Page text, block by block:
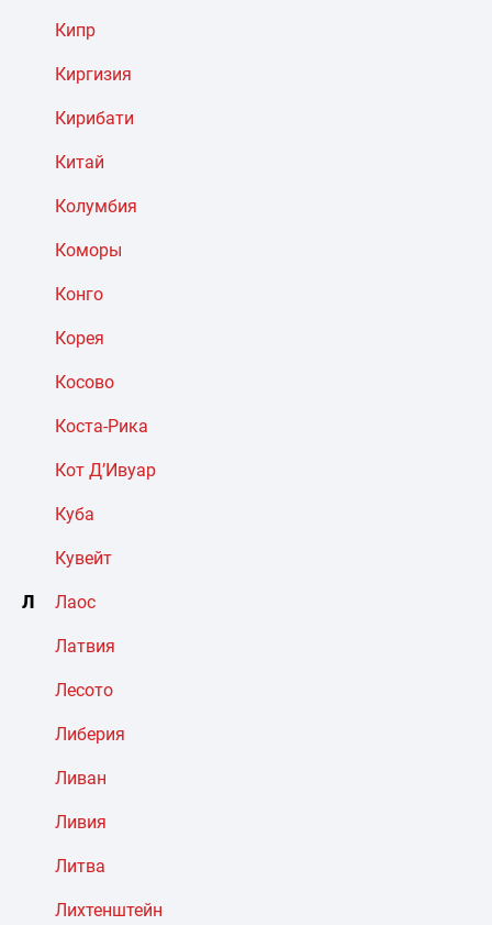
Кипр
Киргизия
Кирибати
Китай
Колумбия
Коморы
Конго
Корея
Косово
Коста-Рика
Кот Д’Ивуар
Куба
Кувейт
Л Лаос
Латвия
Лесото
Либерия
Ливан
Ливия
Литва
Лихтенштейн